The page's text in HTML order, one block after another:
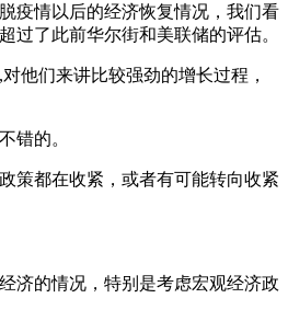
疫情以后的经济恢复情况，我们看
了此前华尔街和美联储的评估。
他们来讲比较强劲的增长过程，
错的。
策都在收紧，或者有可能转向收紧
济的情况，特别是考虑宏观经济政